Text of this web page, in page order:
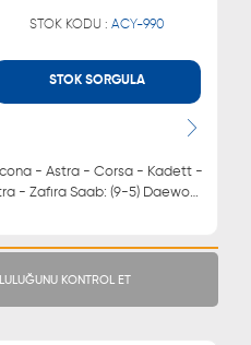
STOK KODU : ACY-990
STOK SORGULA
- Astra - Corsa - Kadett -
(9-5) Daewoo:
KONTROL ET